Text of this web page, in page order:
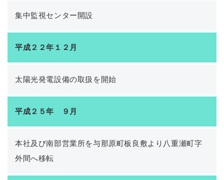
集中監視センター開設
平成２２年１２月
太陽光発電設備の取扱を開始
平成２５年 ９月
本社及び南部営業所を与那原町板良敷より八重瀬町字
外間へ移転